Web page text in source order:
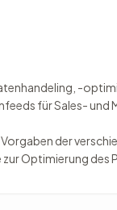
-
für Sales- und
der
Optimierung